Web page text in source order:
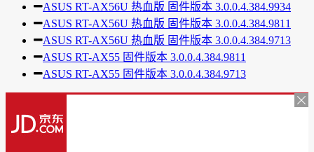
ASUS RT-AX56U 热血版 固件版本 3.0.0.4.384.9934
ASUS RT-AX56U 热血版 固件版本 3.0.0.4.384.9811
ASUS RT-AX56U 热血版 固件版本 3.0.0.4.384.9713
ASUS RT-AX55 固件版本 3.0.0.4.384.9811
ASUS RT-AX55 固件版本 3.0.0.4.384.9713